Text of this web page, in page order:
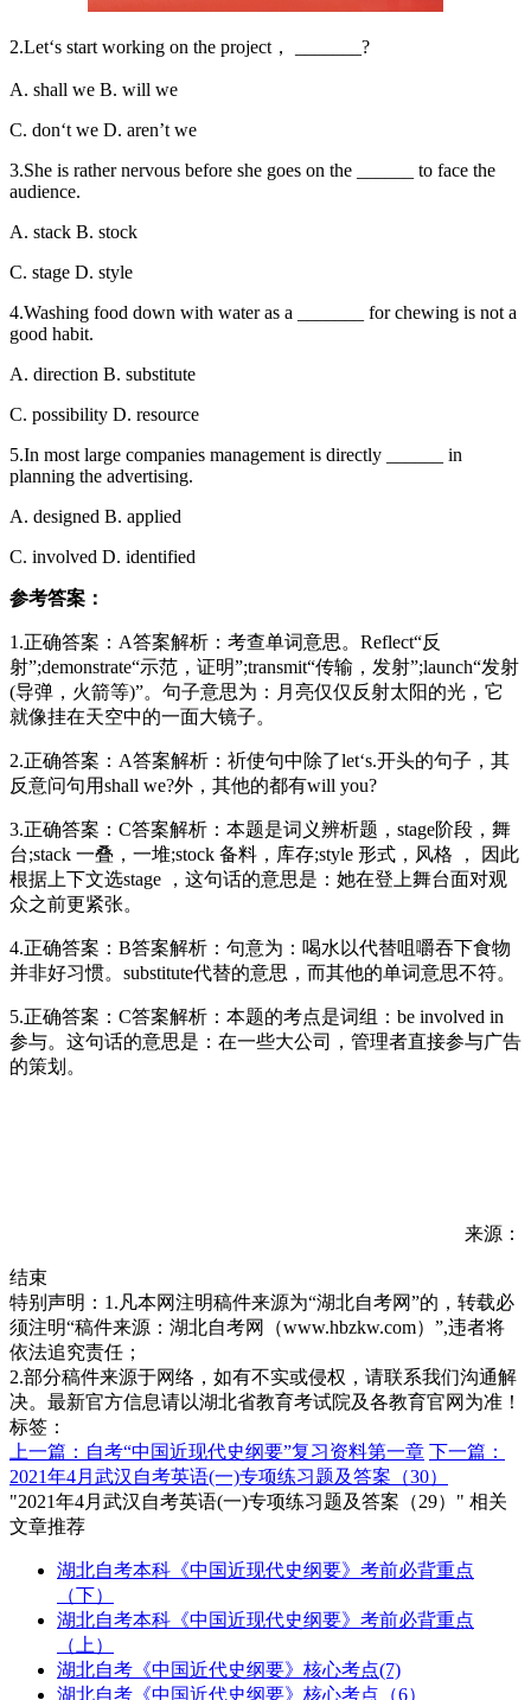
2.Let‘s start working on the project， _______?
A. shall we B. will we
C. don‘t we D. aren’t we
3.She is rather nervous before she goes on the ______ to face the
audience.
A. stack B. stock
C. stage D. style
4.Washing food down with water as a _______ for chewing is not a
good habit.
A. direction B. substitute
C. possibility D. resource
5.In most large companies management is directly ______ in
planning the advertising.
A. designed B. applied
C. involved D. identified
参考答案：
1.正确答案：A答案解析：考查单词意思。Reflect“反
射”;demonstrate“示范，证明”;transmit“传输，发射”;launch“发射
(导弹，火箭等)”。句子意思为：月亮仅仅反射太阳的光，它
就像挂在天空中的一面大镜子。
2.正确答案：A答案解析：祈使句中除了let‘s.开头的句子，其
反意问句用shall we?外，其他的都有will you?
3.正确答案：C答案解析：本题是词义辨析题，stage阶段，舞
台;stack 一叠，一堆;stock 备料，库存;style 形式，风格 ， 因此
根据上下文选stage ，这句话的意思是：她在登上舞台面对观
众之前更紧张。
4.正确答案：B答案解析：句意为：喝水以代替咀嚼吞下食物
并非好习惯。substitute代替的意思，而其他的单词意思不符。
5.正确答案：C答案解析：本题的考点是词组：be involved in
参与。这句话的意思是：在一些大公司，管理者直接参与广告
的策划。
来源：
结束
特别声明：1.凡本网注明稿件来源为“湖北自考网”的，转载必
须注明“稿件来源：湖北自考网（www.hbzkw.com）”,违者将
依法追究责任；
2.部分稿件来源于网络，如有不实或侵权，请联系我们沟通解
决。最新官方信息请以湖北省教育考试院及各教育官网为准！
标签：
上一篇：自考“中国近现代史纲要”复习资料第一章 下一篇：
2021年4月武汉自考英语(一)专项练习题及答案（30）
"2021年4月武汉自考英语(一)专项练习题及答案（29）" 相关
文章推荐
湖北自考本科《中国近现代史纲要》考前必背重点
（下）
湖北自考本科《中国近现代史纲要》考前必背重点
（上）
湖北自考《中国近代史纲要》核心考点(7)
湖北自考《中国近代史纲要》核心考点（6）